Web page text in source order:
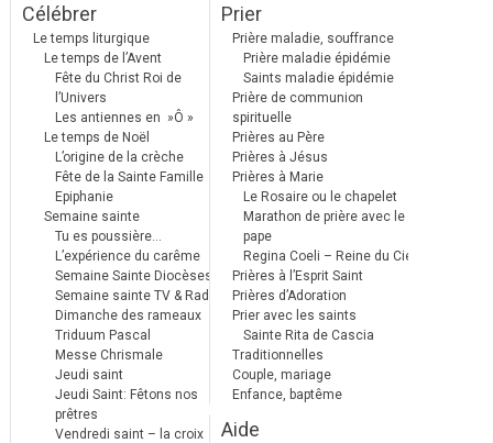
Célébrer
Le temps liturgique
Le temps de l’Avent
Fête du Christ Roi de
l’Univers
Les antiennes en »Ô »
Le temps de Noël
L’origine de la crèche
Fête de la Sainte Famille
Epiphanie
Semaine sainte
Tu es poussière…
L’expérience du carême
Semaine Sainte Diocèses
Semaine sainte TV & Radio
Dimanche des rameaux
Triduum Pascal
Messe Chrismale
Jeudi saint
Jeudi Saint: Fêtons nos
prêtres
Vendredi saint – la croix
Prier
Prière maladie, souffrance
Prière maladie épidémie
Saints maladie épidémie
Prière de communion
spirituelle
Prières au Père
Prières à Jésus
Prières à Marie
Le Rosaire ou le chapelet
Marathon de prière avec le
pape
Regina Coeli – Reine du Ciel
Prières à l’Esprit Saint
Prières d’Adoration
Prier avec les saints
Sainte Rita de Cascia
Traditionnelles
Couple, mariage
Enfance, baptême
Aide